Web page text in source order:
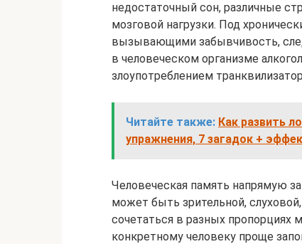
недостаточный сон, различные
мозговой нагрузки. Под
вызывающими забывчивость,
в человеческом организме
злоупотреблением
Читайте также: Как развить
упражнения, 7 загадок +
Человеческая память напрямую
может быть зрительной,
сочетаться в разных пропорциях
конкретному человеку проще